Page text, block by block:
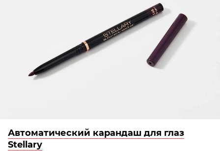
Автоматический карандаш для глаз
Stellary